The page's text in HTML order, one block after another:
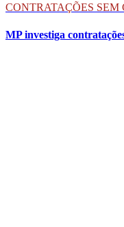
CONTRATAÇÕES SEM
MP investiga